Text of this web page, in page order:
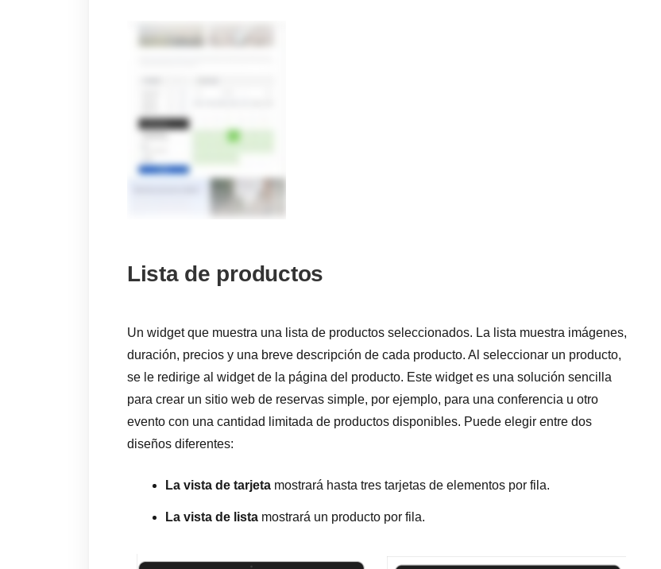
Lista de productos
Un widget que muestra una lista de productos seleccionados. La lista muestra imágenes,
duración, precios y una breve descripción de cada producto. Al seleccionar un producto,
se le redirige al widget de la página del producto. Este widget es una solución sencilla
para crear un sitio web de reservas simple, por ejemplo, para una conferencia u otro
evento con una cantidad limitada de productos disponibles. Puede elegir entre dos
diseños diferentes:
La vista de tarjeta mostrará hasta tres tarjetas de elementos por fila.
La vista de lista mostrará un producto por fila.